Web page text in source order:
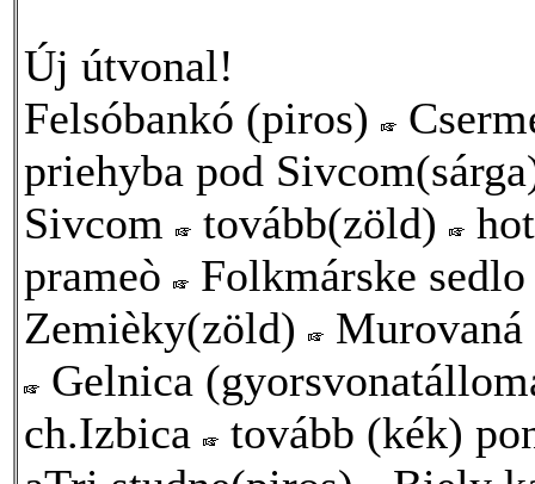
Új útvonal!
Felsóbankó (piros)
priehyba pod
Sivcom
tovább(zöld)
prameò
Folkmárske
Zemièky(zöld)
Gelnica
ch.Izbica
tovább (kék)